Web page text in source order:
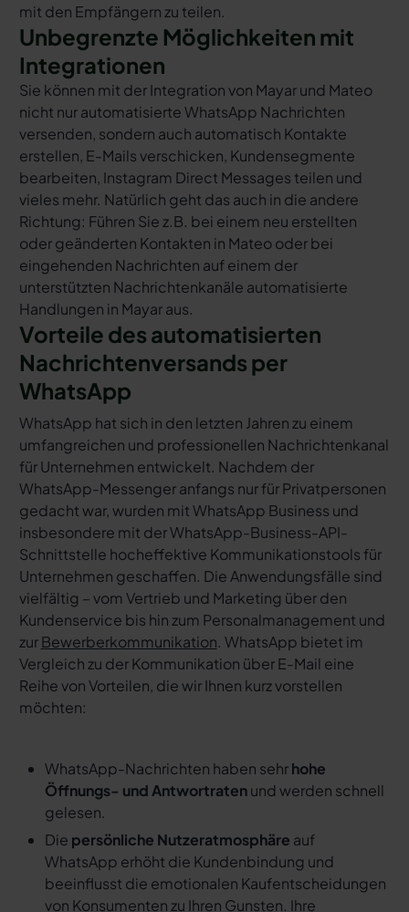
mit den Empfängern zu teilen.
Unbegrenzte Möglichkeiten mit
Integrationen
Sie können mit der Integration von Mayar und Mateo
nicht nur automatisierte WhatsApp Nachrichten
versenden, sondern auch automatisch Kontakte
erstellen, E-Mails verschicken, Kundensegmente
bearbeiten, Instagram Direct Messages teilen und
vieles mehr. Natürlich geht das auch in die andere
Richtung: Führen Sie z.B. bei einem neu erstellten
oder geänderten Kontakten in Mateo oder bei
eingehenden Nachrichten auf einem der
unterstützten Nachrichtenkanäle automatisierte
Handlungen in Mayar aus.
Vorteile des automatisierten
Nachrichtenversands per
WhatsApp
WhatsApp hat sich in den letzten Jahren zu einem
umfangreichen und professionellen Nachrichtenkanal
für Unternehmen entwickelt. Nachdem der
WhatsApp-Messenger anfangs nur für Privatpersonen
gedacht war, wurden mit WhatsApp Business und
insbesondere mit der WhatsApp-Business-API-
Schnittstelle hocheffektive Kommunikationstools für
Unternehmen geschaffen. Die Anwendungsfälle sind
vielfältig – vom Vertrieb und Marketing über den
Kundenservice bis hin zum Personalmanagement und
zurBewerberkommunikation. WhatsApp bietet im
Vergleich zu der Kommunikation über E-Mail eine
Reihe von Vorteilen, die wir Ihnen kurz vorstellen
möchten:
WhatsApp-Nachrichten haben sehrhohe
Öffnungs- und Antwortratenund werden schnell
gelesen.
Die persönliche Nutzeratmosphäre auf
WhatsApp erhöht die Kundenbindung und
beeinflusst die emotionalen Kaufentscheidungen
von Konsumenten zu Ihren Gunsten. Ihre